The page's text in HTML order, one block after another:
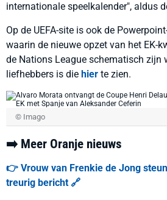
internationale speelkalender", aldus
Op de UEFA-site is ook de
waarin de nieuwe opzet van het EK-
de Nations League schematisch zijn
liefhebbers is die hier te zien.
© Imago
➡️ Meer Oranje nieuws
👉 Vrouw van Frenkie de Jong
treurig bericht 🔗